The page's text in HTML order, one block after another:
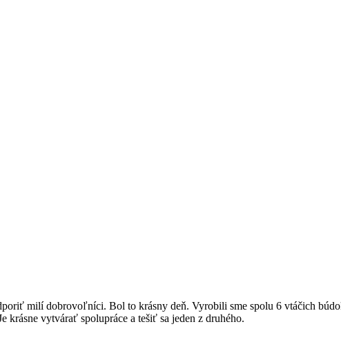
milí dobrovoľníci. Bol to krásny deň. Vyrobili sme spolu 6 vtáčich
krásne vytvárať spolupráce a tešiť sa jeden z druhého.